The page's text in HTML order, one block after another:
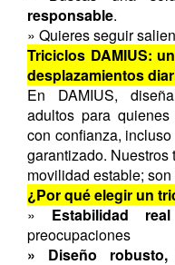
responsable.
» Quieres seguir
Triciclos DAMIUS:
desplazamientos
En DAMIUS,
adultos para
con confianza,
garantizado.
movilidad estable;
¿Por qué elegir un
» Estabilidad real
preocupaciones
» Diseño